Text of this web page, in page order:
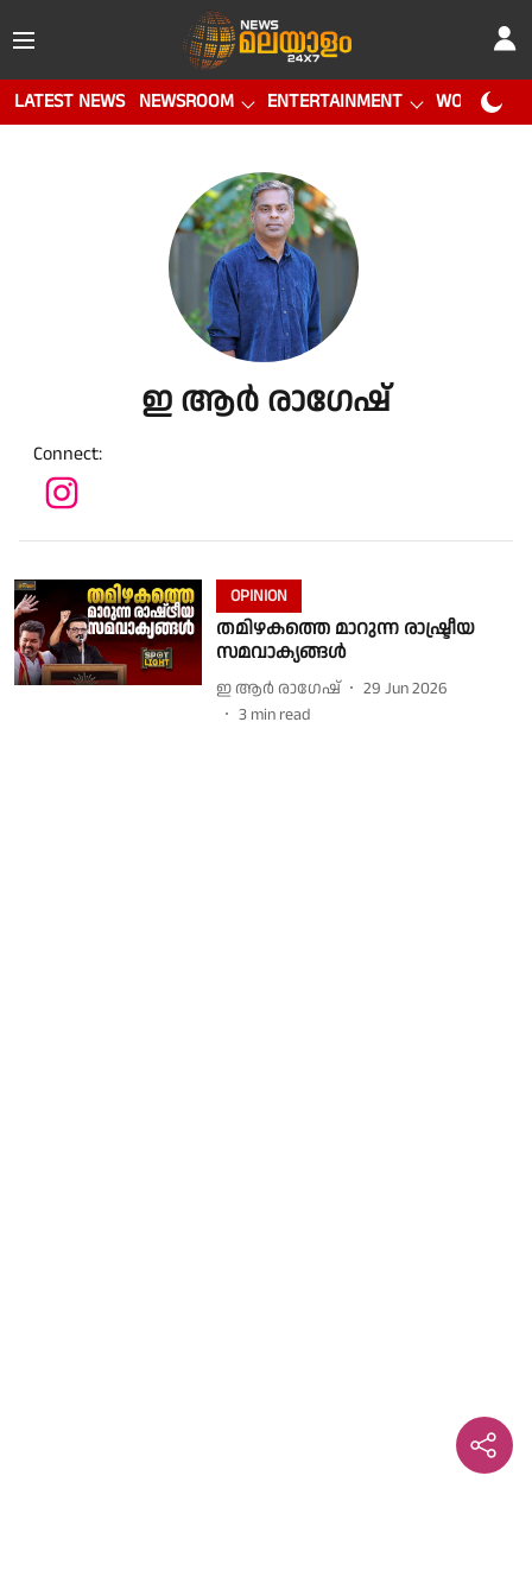
LATEST NEWS NEWSROOM ENTERTAINMENT WORLD CUP
ഇ ആർ രാഗേഷ്
Connect:
OPINION
തമിഴകത്തെ മാറുന്ന രാഷ്ട്രീയ
സമവാക്യങ്ങൾ
ഇ ആർ രാഗേഷ്
29 Jun 2026
3 min read